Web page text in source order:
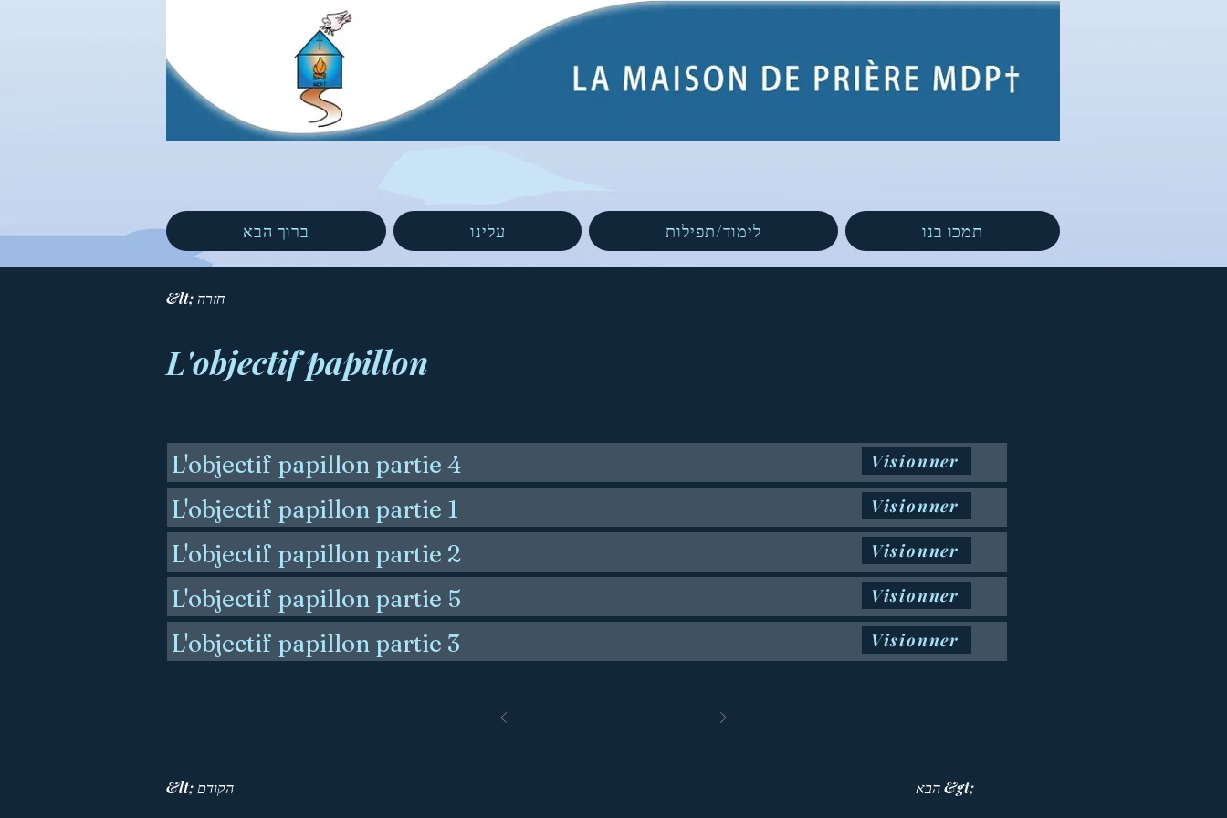
ברוך הבא עלינו לימוד/תפילות תמכו בנו
&lt; חזרה
L'objectif papillon
L'objectif papillon partie 4 Visionner
L'objectif papillon partie 1 Visionner
L'objectif papillon partie 2 Visionner
L'objectif papillon partie 5 Visionner
L'objectif papillon partie 3 Visionner
&lt; הקודם הבא &gt;